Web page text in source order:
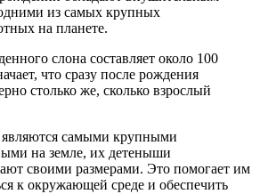
из самых крупных
на планете.
слона составляет около 100
что сразу после рождения
столько же, сколько взрослый
самыми крупными
на земле, их детеныши
своими размерами. Это помогает им
к окружающей среде и обеспечить